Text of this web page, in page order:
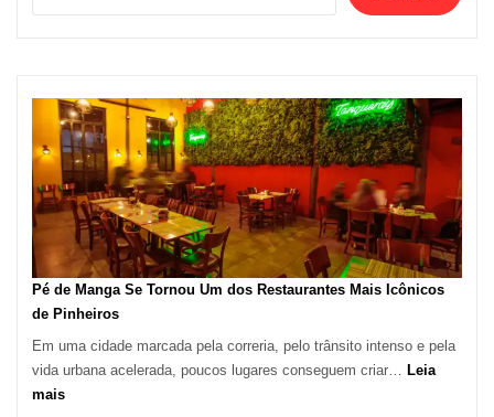
Pé de Manga Se Tornou Um dos Restaurantes Mais Icônicos
de Pinheiros
Em uma cidade marcada pela correria, pelo trânsito intenso e pela
vida urbana acelerada, poucos lugares conseguem criar… Leia
mais: